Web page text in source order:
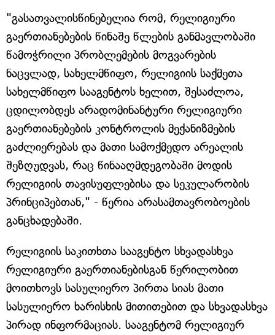
"გასათვალისწინებელია რომ, რელიგიური
გაერთიანებების წინაშე წლების განმავლობაში
წამოჭრილი პრობლემების მოგვარების
ნაცვლად, სახელმწიფო, რელიგიის საქმეთა
სახელმწიფო სააგენტოს ხელით, შესაძლოა,
ცდილობდეს არადომინანტური რელიგიური
გაერთიანებების კონტროლის მექანიზმების
გაძლიერებას და მათი სამოქმედო არეალის
შეზღუდვას, რაც წინააღმდეგობაში მოდის
რელიგიის თავისუფლებისა და სეკულარობის
პრინციპებთან," - წერია არასამთავრობოების
განცხადებაში.
რელიგიის საკითხთა სააგენტო სხვადასხვა
რელიგიური გაერთიანებისგან წერილობით
მოითხოვს სასულიერო პირთა სიას მათი
სასულიერო ხარისხის მითითებით და სხვადასხვა
პირად ინფორმაციას. სააგენტომ რელიგიურ